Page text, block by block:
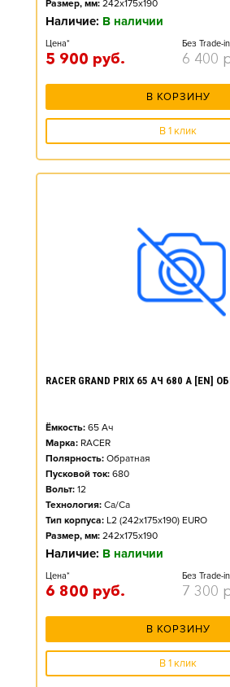
Размер, мм: 242x175x190
Наличие: В наличии
Цена*
5 900 руб.
Без Trade-in
6 400
В КОРЗИНУ
В 1 клик
RACER GRAND PRIX 65 АЧ 680 А [EN]
Ёмкость: 65 Ач
Марка: RACER
Полярность: Обратная
Пусковой ток: 680
Вольт: 12
Технология: Ca/Ca
Тип корпуса: L2 (242x175x190) EURO
Размер, мм: 242x175x190
Наличие: В наличии
Цена*
6 800 руб.
Без Trade-in
7 300
В КОРЗИНУ
В 1 клик